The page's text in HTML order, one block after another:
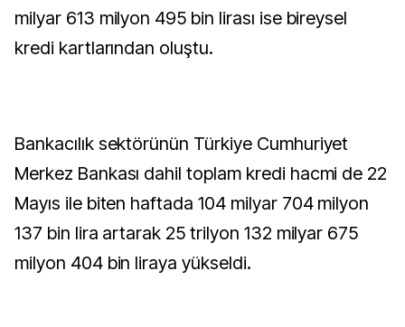
milyar 613 milyon 495 bin lirası ise bireysel
kredi kartlarından oluştu.
Bankacılık sektörünün Türkiye Cumhuriyet
Merkez Bankası dahil toplam kredi hacmi de 22
Mayıs ile biten haftada 104 milyar 704 milyon
137 bin lira artarak 25 trilyon 132 milyar 675
milyon 404 bin liraya yükseldi.